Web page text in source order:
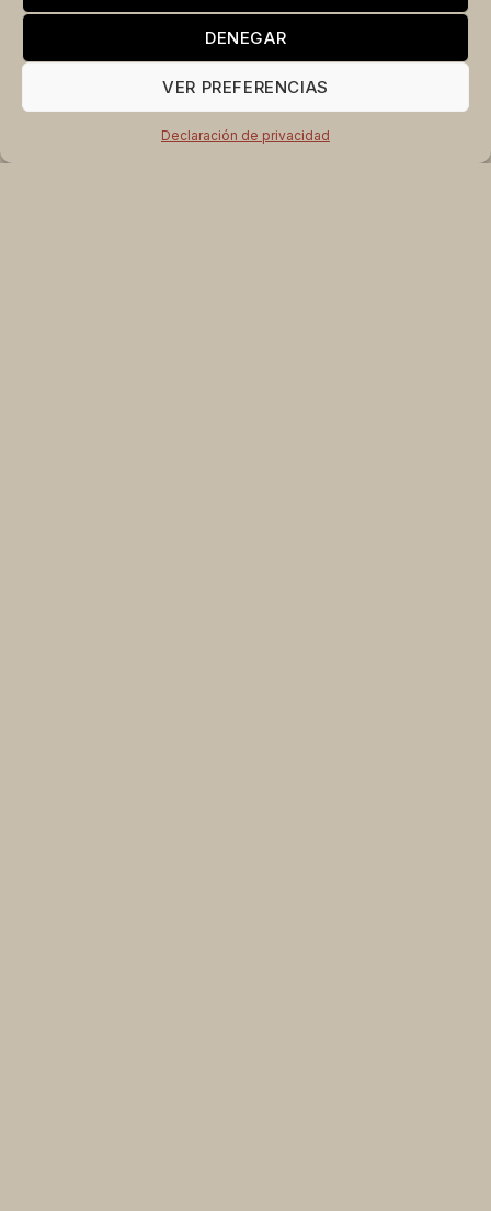
DENEGAR
VER PREFERENCIAS
Declaración de privacidad